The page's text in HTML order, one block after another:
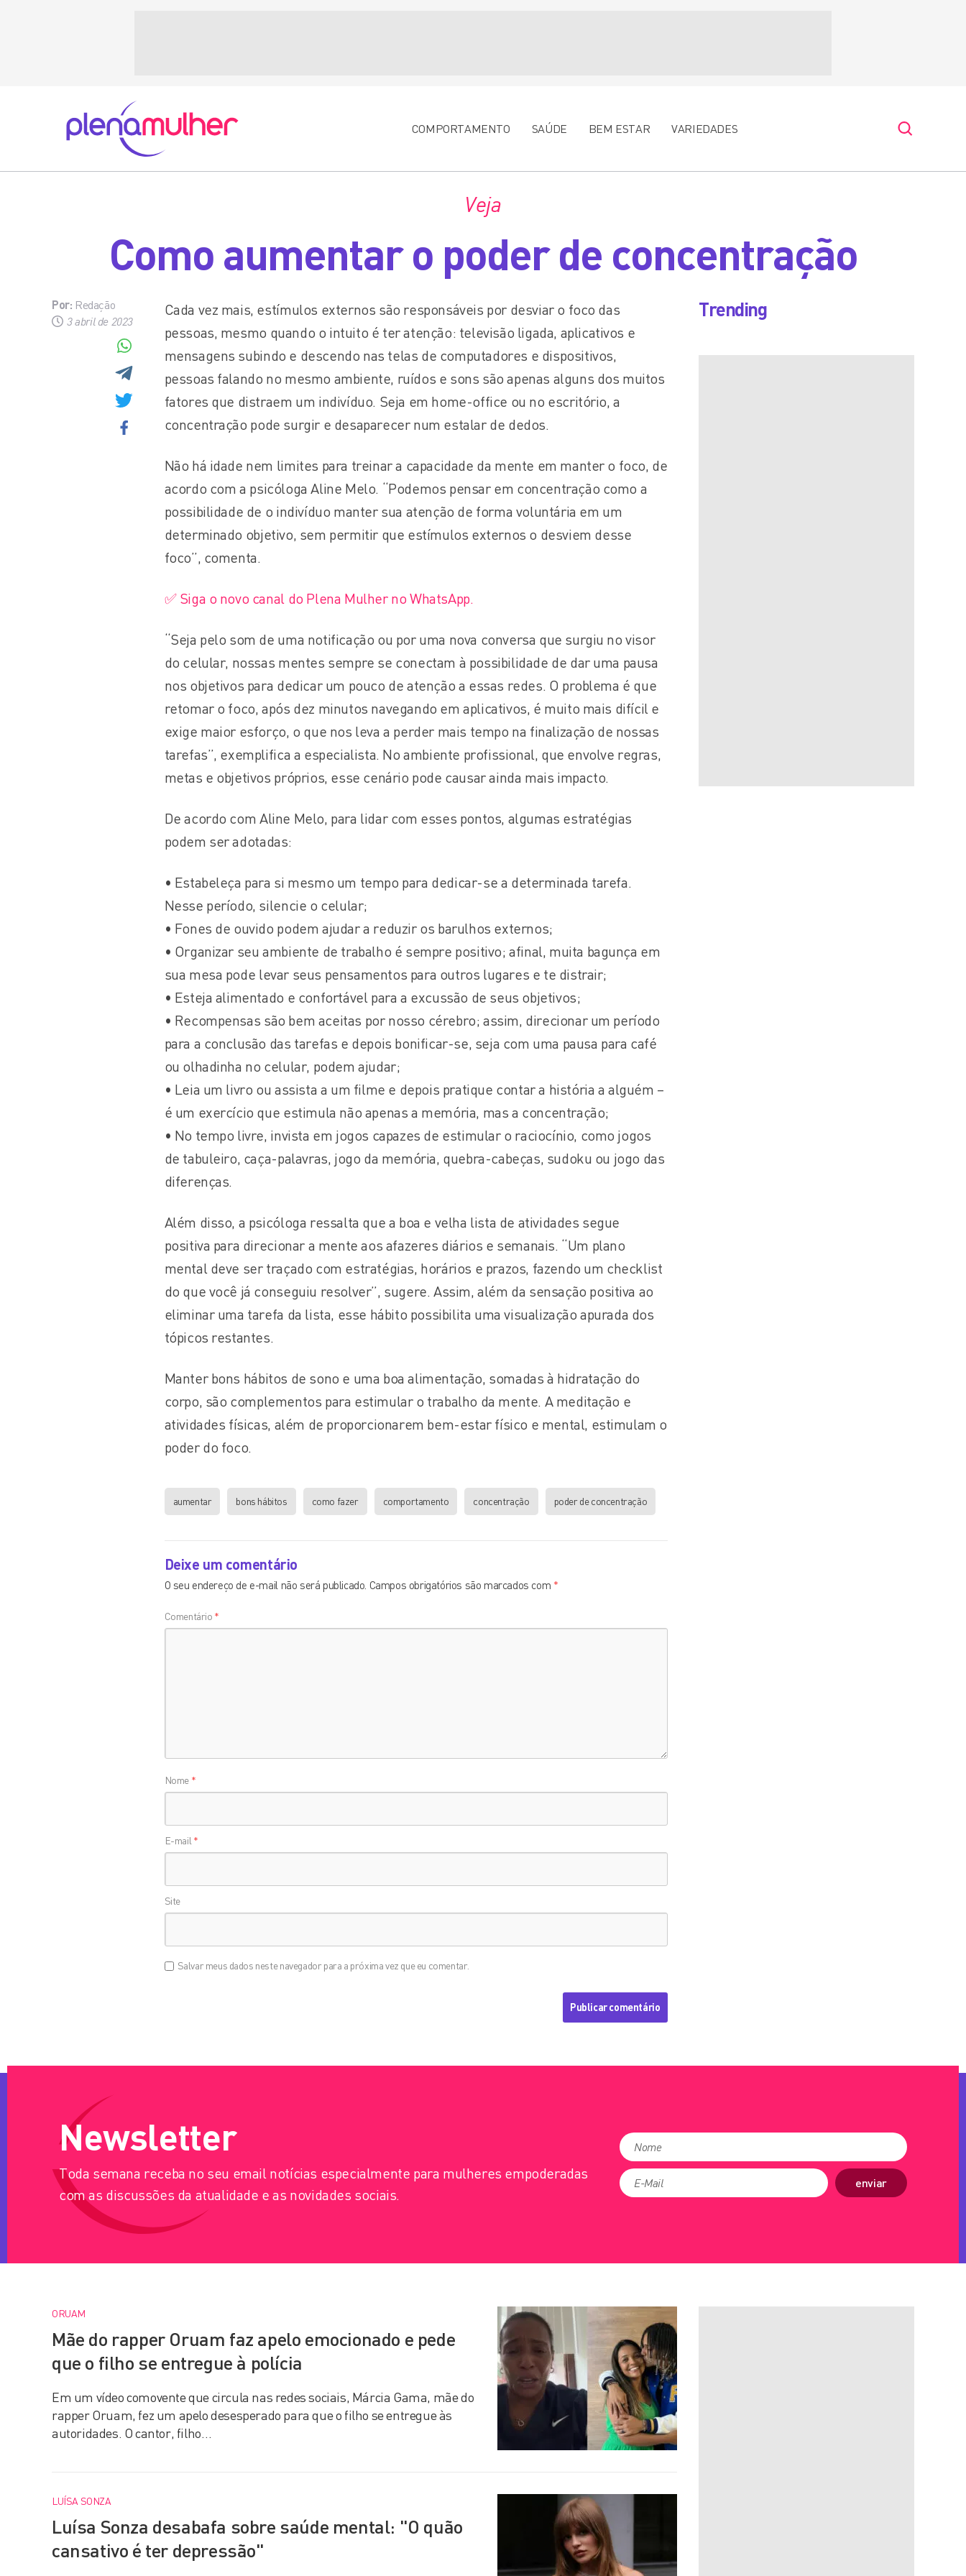
COMPORTAMENTO SAÚDE BEM ESTAR VARIEDADES
Veja
Como aumentar o poder de concentração
Por: Redação
3 abril de 2023
Cada vez mais, estímulos externos são responsáveis por desviar o foco das
pessoas, mesmo quando o intuito é ter atenção: televisão ligada, aplicativos e
mensagens subindo e descendo nas telas de computadores e dispositivos,
pessoas falando no mesmo ambiente, ruídos e sons são apenas alguns dos muitos
fatores que distraem um indivíduo. Seja em home-office ou no escritório, a
concentração pode surgir e desaparecer num estalar de dedos.
Não há idade nem limites para treinar a capacidade da mente em manter o foco, de
acordo com a psicóloga Aline Melo. “Podemos pensar em concentração como a
possibilidade de o indivíduo manter sua atenção de forma voluntária em um
determinado objetivo, sem permitir que estímulos externos o desviem desse
foco”, comenta.
✅ Siga o novo canal do Plena Mulher no WhatsApp.
“Seja pelo som de uma notificação ou por uma nova conversa que surgiu no visor
do celular, nossas mentes sempre se conectam à possibilidade de dar uma pausa
nos objetivos para dedicar um pouco de atenção a essas redes. O problema é que
retomar o foco, após dez minutos navegando em aplicativos, é muito mais difícil e
exige maior esforço, o que nos leva a perder mais tempo na finalização de nossas
tarefas”, exemplifica a especialista. No ambiente profissional, que envolve regras,
metas e objetivos próprios, esse cenário pode causar ainda mais impacto.
De acordo com Aline Melo, para lidar com esses pontos, algumas estratégias
podem ser adotadas:
• Estabeleça para si mesmo um tempo para dedicar-se a determinada tarefa.
Nesse período, silencie o celular;
• Fones de ouvido podem ajudar a reduzir os barulhos externos;
• Organizar seu ambiente de trabalho é sempre positivo; afinal, muita bagunça em
sua mesa pode levar seus pensamentos para outros lugares e te distrair;
• Esteja alimentado e confortável para a excussão de seus objetivos;
• Recompensas são bem aceitas por nosso cérebro; assim, direcionar um período
para a conclusão das tarefas e depois bonificar-se, seja com uma pausa para café
ou olhadinha no celular, podem ajudar;
• Leia um livro ou assista a um filme e depois pratique contar a história a alguém –
é um exercício que estimula não apenas a memória, mas a concentração;
• No tempo livre, invista em jogos capazes de estimular o raciocínio, como jogos
de tabuleiro, caça-palavras, jogo da memória, quebra-cabeças, sudoku ou jogo das
diferenças.
Além disso, a psicóloga ressalta que a boa e velha lista de atividades segue
positiva para direcionar a mente aos afazeres diários e semanais. “Um plano
mental deve ser traçado com estratégias, horários e prazos, fazendo um checklist
do que você já conseguiu resolver”, sugere. Assim, além da sensação positiva ao
eliminar uma tarefa da lista, esse hábito possibilita uma visualização apurada dos
tópicos restantes.
Manter bons hábitos de sono e uma boa alimentação, somadas à hidratação do
corpo, são complementos para estimular o trabalho da mente. A meditação e
atividades físicas, além de proporcionarem bem-estar físico e mental, estimulam o
poder do foco.
aumentar bons hábitos como fazer comportamento concentração poder de concentração
Deixe um comentário
O seu endereço de e-mail não será publicado. Campos obrigatórios são marcados com *
Comentário *
Nome *
E-mail *
Site
Salvar meus dados neste navegador para a próxima vez que eu comentar.
Trending
Newsletter
Toda semana receba no seu email notícias especialmente para mulheres empoderadas
com as discussões da atualidade e as novidades sociais.
enviar
ORUAM
Mãe do rapper Oruam faz apelo emocionado e pede
que o filho se entregue à polícia
Em um vídeo comovente que circula nas redes sociais, Márcia Gama, mãe do
rapper Oruam, fez um apelo desesperado para que o filho se entregue às
autoridades. O cantor, filho…
LUÍSA SONZA
Luísa Sonza desabafa sobre saúde mental: "O quão
cansativo é ter depressão"